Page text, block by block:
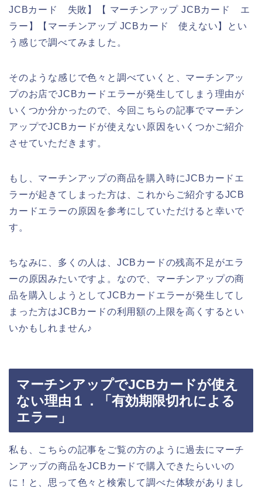
JCBカード 失敗】【 マーチンアップ JCBカード エ
ラー】【マーチンアップ JCBカード 使えない】とい
う感じで調べてみました。
そのような感じで色々と調べていくと、マーチンアッ
プのお店でJCBカードエラーが発生してしまう理由が
いくつか分かったので、今回こちらの記事でマーチン
アップでJCBカードが使えない原因をいくつかご紹介
させていただきます。
もし、マーチンアップの商品を購入時にJCBカードエ
ラーが起きてしまった方は、これからご紹介するJCB
カードエラーの原因を参考にしていただけると幸いで
す。
ちなみに、多くの人は、JCBカードの残高不足がエラ
ーの原因みたいですよ。なので、マーチンアップの商
品を購入しようとしてJCBカードエラーが発生してし
まった方はJCBカードの利用額の上限を高くするとい
いかもしれません♪
マーチンアップでJCBカードが使え
ない理由１．「有効期限切れによる
エラー」
私も、こちらの記事をご覧の方のように過去にマーチ
ンアップの商品をJCBカードで購入できたらいいの
に！と、思って色々と検索して調べた体験がありまし